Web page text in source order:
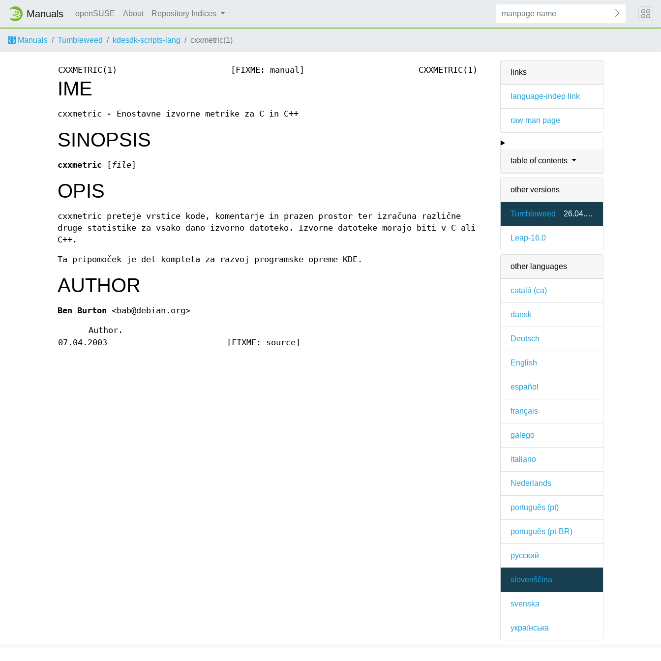
Manuals openSUSE About Repository Indices
Manuals Tumbleweed kdesdk-scripts-lang cxxmetric(1)
links
language-indep link
raw man page
table of contents
other versions
Tumbleweed 26.04.3-1.1
Leap-16.0
other languages
català (ca)
dansk
Deutsch
English
español
français
galego
italiano
Nederlands
português (pt)
português (pt-BR)
русский
slovenščina
svenska
українська
CXXMETRIC(1) [FIXME: manual] CXXMETRIC(1)
IME
cxxmetric - Enostavne izvorne metrike za C in C++
SINOPSIS
cxxmetric file
OPIS
cxxmetric preteje vrstice kode, komentarje in prazen prostor ter izračuna različne
druge statistike za vsako dano izvorno datoteko. Izvorne datoteke morajo biti v C ali
C++.
Ta pripomoček je del kompleta za razvoj programske opreme KDE.
AUTHOR
Ben Burton <bab@debian.org>
Author.
07.04.2003
[FIXME: source]